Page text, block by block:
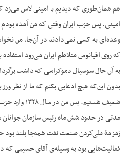
هم همان‌طوری که دیدیم با امینی لاس می‌زد
امینی. پس حزب ایران وقتی که من آمده
وعده‌ای به کسی نمی‌دادند در آن‌جا، من
که روی اقیانوس متلاطم ایران می‌رود
به آن حال سوسیال دموکراسی که داشت
بدون این‌که هیچ ادعایی بکنم که ما از نظر
ضعیف هستیم. پس
زمزمۀ ملی‌کردن صنعت نفت همه‌جا بلند بود
فعالیت‌هایی بود به وسیله‌ی آقای حسیبی که